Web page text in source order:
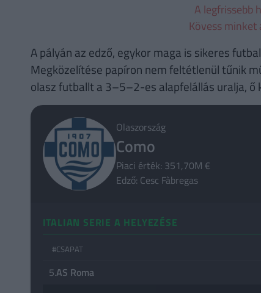
A legfrissebb
Kövess minket
A pályán az edző, egykor maga is sikeres
Megközelítése papíron nem feltétlenül tűnik
olasz futballt a 3–5–2-es alapfelállás uralja,
Olaszország
Como
Piaci érték: 351,70M €
Edző: Cesc Fàbregas
ITALIAN SERIE A HELYEZÉSE
#CSAPAT
5.AS Roma